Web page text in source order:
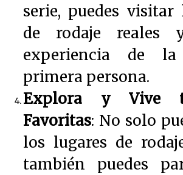
serie, puedes visitar
de rodaje
experiencia de
primera persona.
Explora y Vive
Favoritas: No solo
los lugares de
también puedes